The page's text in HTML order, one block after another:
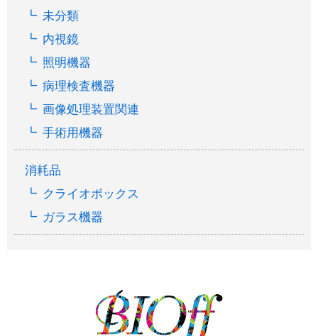
未分類
内視鏡
照明機器
病理検査機器
画像処理装置関連
手術用機器
消耗品
クライオボックス
ガラス機器